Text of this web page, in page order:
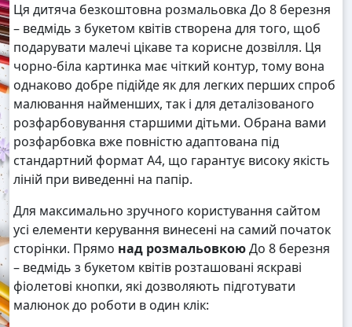
Ця дитяча безкоштовна розмальовка До 8 березня
– ведмідь з букетом квітів створена для того, щоб
подарувати малечі цікаве та корисне дозвілля. Ця
чорно-біла картинка має чіткий контур, тому вона
однаково добре підійде як для легких перших спроб
малювання найменших, так і для деталізованого
розфарбовування старшими дітьми. Обрана вами
розфарбовка вже повністю адаптована під
стандартний формат А4, що гарантує високу якість
ліній при виведенні на папір.
Для максимально зручного користування сайтом
усі елементи керування винесені на самий початок
сторінки. Прямо над розмальовкоюДо 8 березня
– ведмідь з букетом квітів розташовані яскраві
фіолетові кнопки, які дозволяють підготувати
малюнок до роботи в один клік: